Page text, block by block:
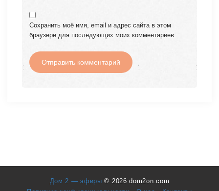
Сохранить моё имя, email и адрес сайта в этом
браузере для последующих моих комментариев.
Дом 2 — эфиры© 2026 dom2on.com